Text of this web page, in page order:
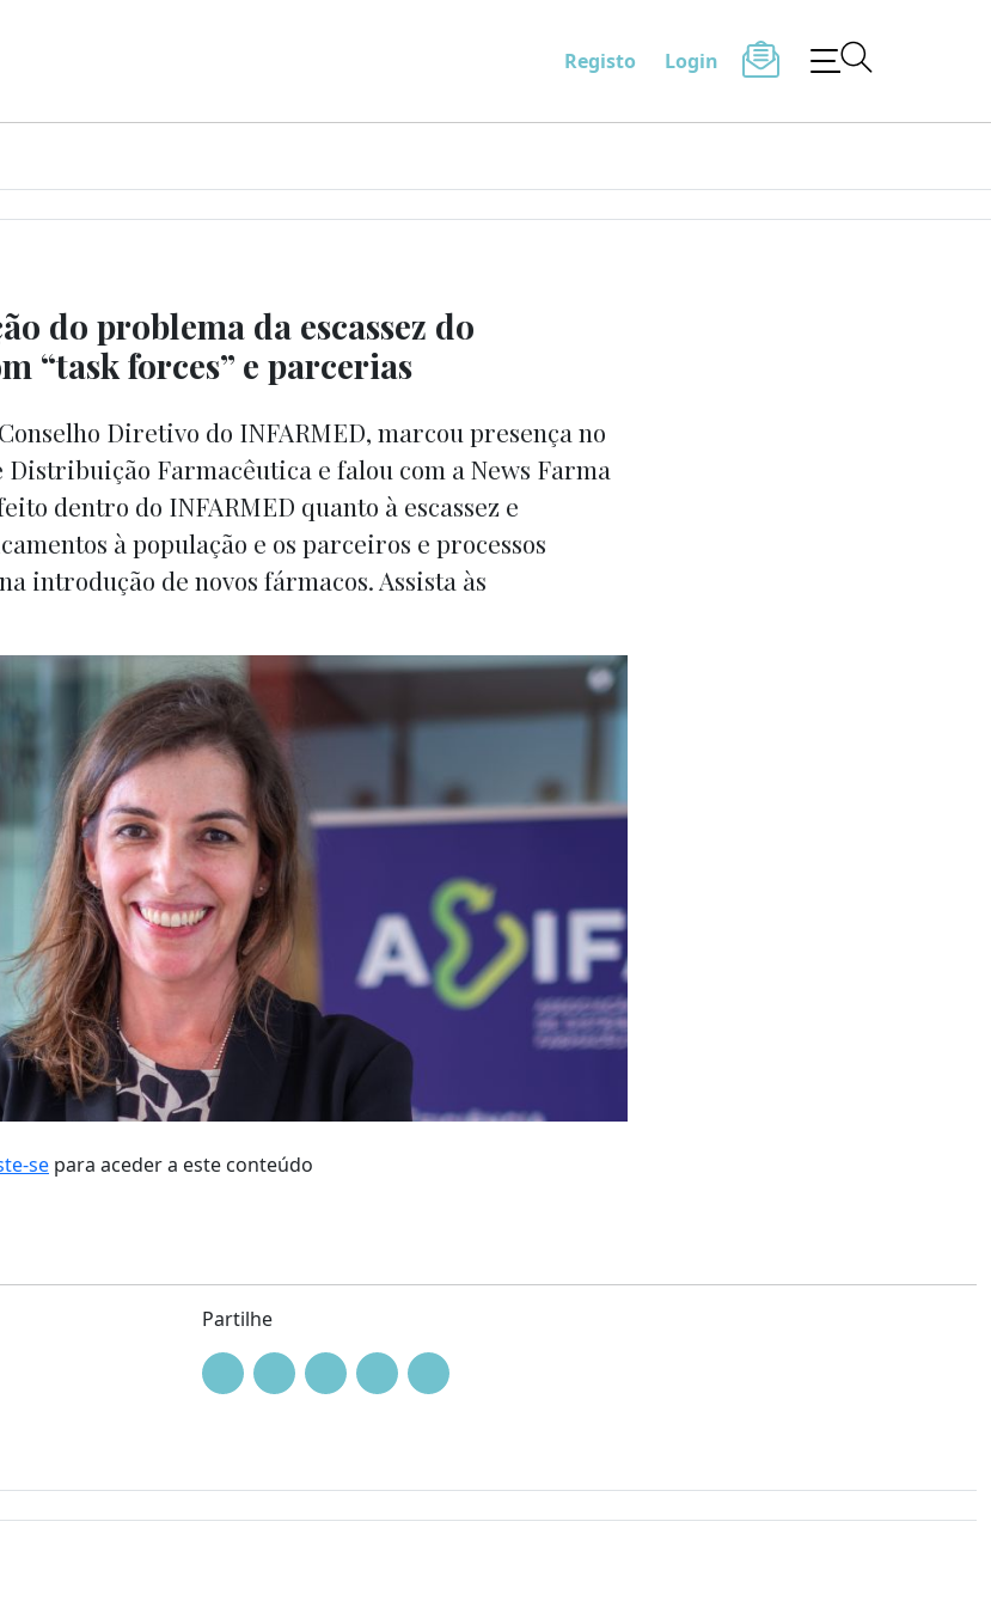
Registo Login
do problema da escassez do
“task forces” e parcerias
Diretivo do INFARMED, marcou presença no
Distribuição Farmacêutica e falou com a News Farma
dentro do INFARMED quanto à escassez e
à população e os parceiros e processos
introdução de novos fármacos. Assista às
se para aceder a este conteúdo
Partilhe